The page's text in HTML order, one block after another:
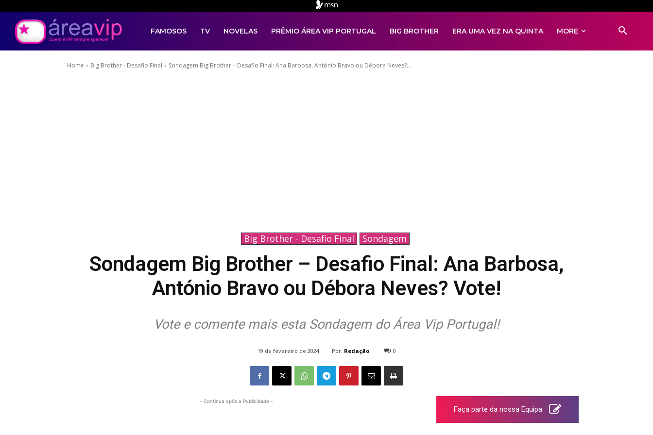
FAMOSOS TV NOVELAS PRÊMIO ÁREA VIP PORTUGAL BIG BROTHER ERA UMA VEZ NA QUINTA MORE
Home Big Brother - Desafio Final Sondagem Big Brother – Desafio Final: Ana Barbosa, António Bravo ou Débora Neves?...
Big Brother - Desafio Final Sondagem
Sondagem Big Brother – Desafio Final: Ana Barbosa,
António Bravo ou Débora Neves? Vote!
Vote e comente mais esta Sondagem do Área Vip Portugal!
19 de fevereiro de 2024 Por: Redação 0
- Continua após a Publicidade -
Faça parte da nossa Equipa